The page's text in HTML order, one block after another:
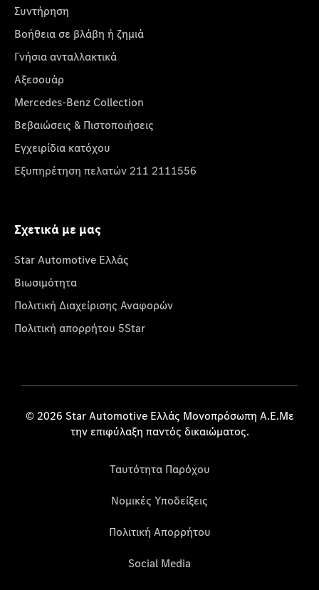
Συντήρηση
Βοήθεια σε βλάβη ή ζημιά
Γνήσια ανταλλακτικά
Αξεσουάρ
Mercedes-Benz Collection
Βεβαιώσεις & Πιστοποιήσεις
Εγχειρίδια κατόχου
Εξυπηρέτηση πελατών 211 2111556
Σχετικά με μας
Star Automotive Ελλάς
Βιωσιμότητα
Πολιτική Διαχείρισης Αναφορών
Πολιτική απορρήτου 5Star
© 2026 Star Automotive Ελλάς Μονοπρόσωπη Α.Ε.Με
την επιφύλαξη παντός δικαιώματος.
Ταυτότητα Παρόχου
Νομικές Υποδείξεις
Πολιτική Απορρήτου
Social Media